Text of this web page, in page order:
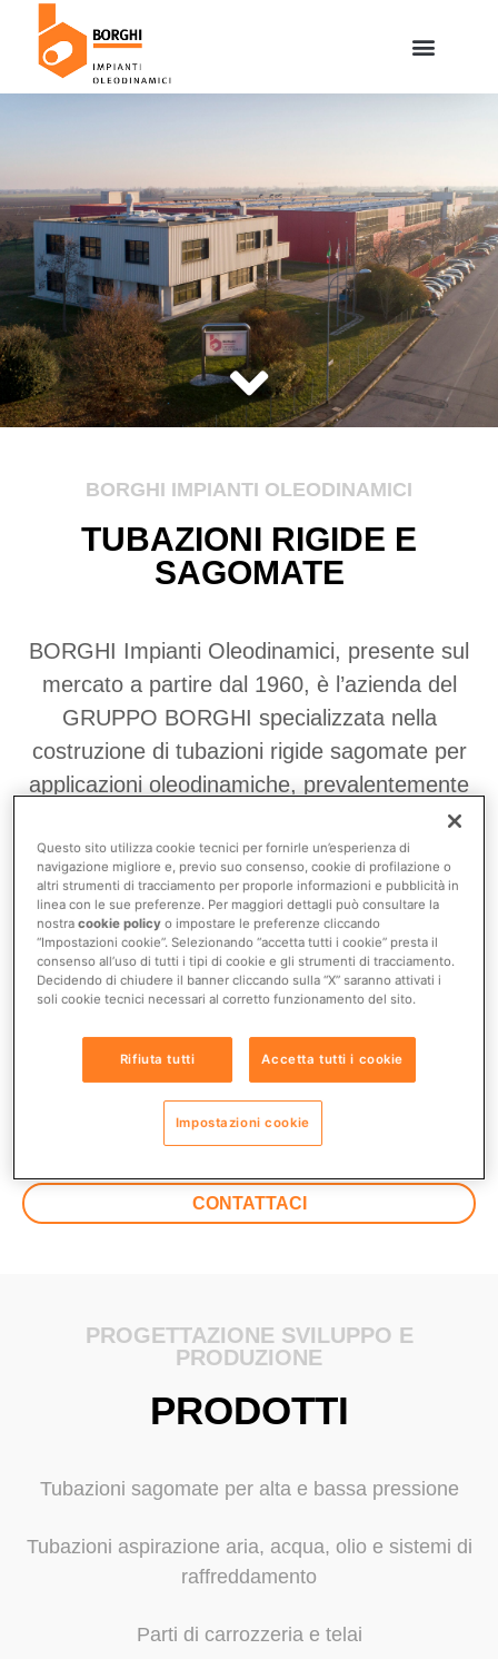
BORGHI IMPIANTI OLEODINAMICI
TUBAZIONI RIGIDE E
SAGOMATE
BORGHI Impianti Oleodinamici, presente sul
mercato a partire dal 1960, è l’azienda del
GRUPPO BORGHI specializzata nella
costruzione di tubazioni rigide sagomate per
applicazioni oleodinamiche, prevalentemente
rivolte al “primo equipaggiamento” nei settori
Costruzioni, Minerario, Movimento terra,
Movimentazione Materiali, Gru e Motori a
Combustione. L’eccellente QUALITA’ del
prodotto e il livello di SERVIZIO garantito al
cliente, le hanno conferito una stabile
mondiali nel settore.
MISSION-STORIA
CONTATTACI
PROGETTAZIONE SVILUPPO E
PRODUZIONE
PRODOTTI
Tubazioni sagomate per alta e bassa pressione
Tubazioni aspirazione aria, acqua, olio e sistemi di
raffreddamento
Parti di carrozzeria e telai
Questo sito utilizza cookie tecnici per fornirle un’esperienza di
navigazione migliore e, previo suo consenso, cookie di profilazione o
altri strumenti di tracciamento per proporle informazioni e pubblicità in
linea con le sue preferenze. Per maggiori dettagli può consultare la
nostracookie policy o impostare le preferenze cliccando
“Impostazioni cookie”. Selezionando “accetta tutti i cookie” presta il
consenso all’uso di tutti i tipi di cookie e gli strumenti di tracciamento.
Decidendo di chiudere il banner cliccando sulla “X” saranno attivati i
soli cookie tecnici necessari al corretto funzionamento del sito.
Rifiuta tutti Accetta tutti i cookie
Impostazioni cookie